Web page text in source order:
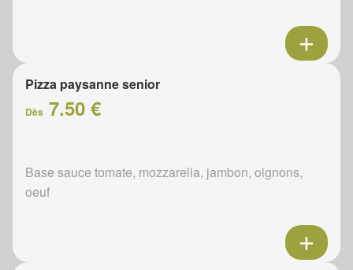
Pizza paysanne senior
Dès 7.50 €
Base sauce tomate, mozzarella, jambon, oignons,
oeuf